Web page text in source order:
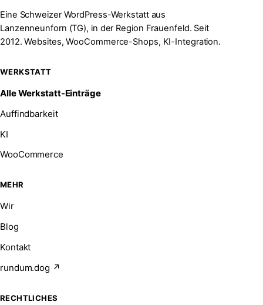
Eine Schweizer WordPress-Werkstatt aus
Lanzenneunforn (TG), in der Region Frauenfeld. Seit
2012. Websites, WooCommerce-Shops, KI-Integration.
WERKSTATT
Alle Werkstatt-Einträge
Auffindbarkeit
KI
WooCommerce
MEHR
Wir
Blog
Kontakt
rundum.dog ↗
RECHTLICHES